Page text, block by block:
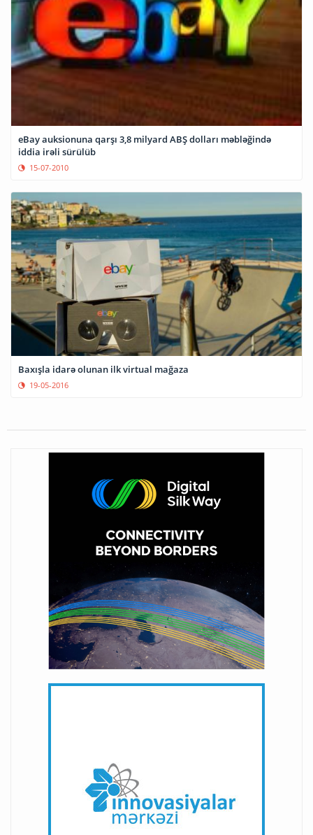
eBay auksionuna qarşı 3,8 milyard ABŞ dolları məbləğində
iddia irəli sürülüb
15-07-2010
Baxışla idarə olunan ilk virtual mağaza
19-05-2016